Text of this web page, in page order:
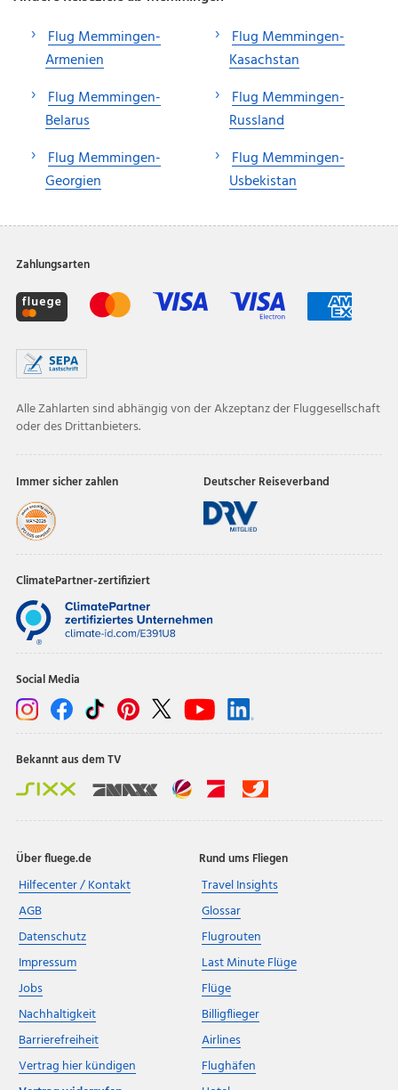
Flug Memmingen-
Armenien
Flug Memmingen-
Belarus
Flug Memmingen-
Georgien
Flug Memmingen-
Kasachstan
Flug Memmingen-
Russland
Flug Memmingen-
Usbekistan